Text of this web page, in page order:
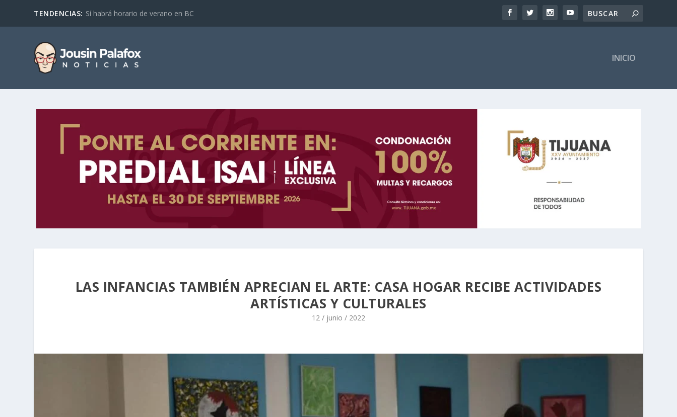
TENDENCIAS: Sí habrá horario de verano en BC
INICIO
LAS INFANCIAS TAMBIÉN APRECIAN EL ARTE: CASA HOGAR RECIBE ACTIVIDADES
ARTÍSTICAS Y CULTURALES
12 / junio / 2022